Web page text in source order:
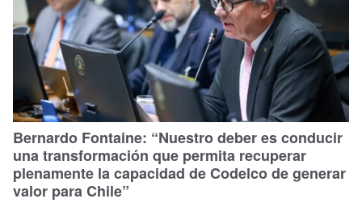
Bernardo Fontaine: “Nuestro deber es conducir
una transformación que permita recuperar
plenamente la capacidad de Codelco de generar
valor para Chile”